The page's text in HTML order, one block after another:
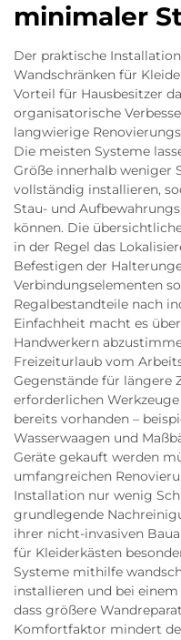
minimaler
Der praktische
Wandschränken für
Vorteil für Hausbesitzer
organisatorische
langwierige
Die meisten Systeme
Größe innerhalb weniger
vollständig installieren,
Stau- und
können. Die
in der Regel das
Befestigen der
Verbindungselementen
Regalbestandteile nach
Einfachheit macht es
Handwerkern
Freizeiturlaub vom
Gegenstände für längere
erforderlichen
bereits vorhanden –
Wasserwaagen und
Geräte gekauft werden
umfangreichen
Installation nur wenig
grundlegende
ihrer nicht-invasiven
für Kleiderkästen
Systeme mithilfe
installieren und bei
dass größere
Komfortfaktor mindert